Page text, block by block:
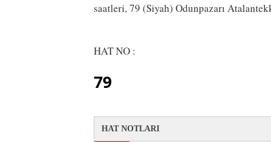
saatleri, 79 (Siyah) Odunpazarı
HAT NO :
79
HAT NOTLARI